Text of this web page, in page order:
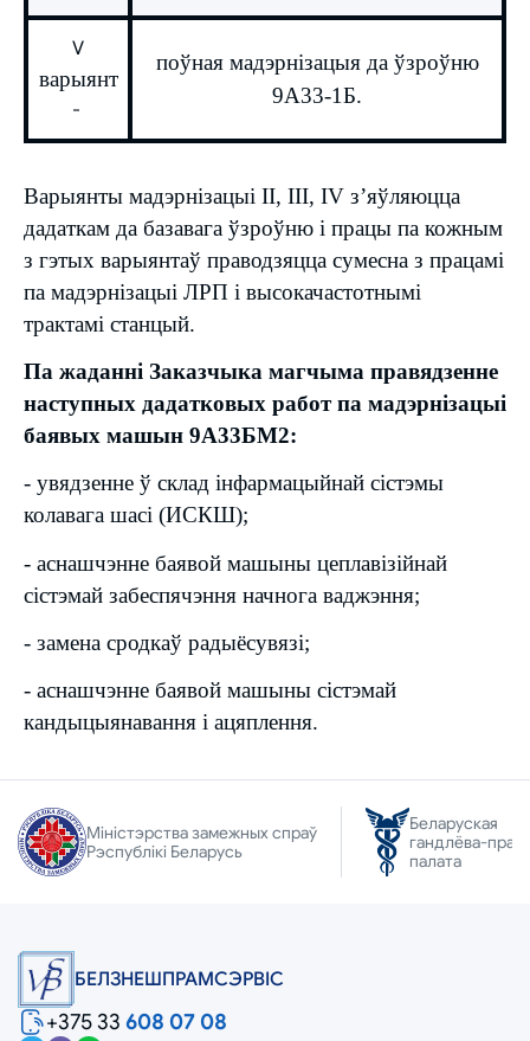
V
варыянт
-
поўная мадэрнізацыя да ўзроўню
9А33-1Б.
Варыянты мадэрнізацыі II, III, IV з’яўляюцца
дадаткам да базавага ўзроўню і працы па кожным
з гэтых варыянтаў праводзяцца сумесна з працамі
па мадэрнізацыі ЛРП і высокачастотнымі
трактамі станцый.
Па жаданні Заказчыка магчыма правядзенне
наступных дадатковых работ па мадэрнізацыі
баявых машын 9А33БМ2:
- увядзенне ў склад інфармацыйнай сістэмы
колавага шасі (ИСКШ);
- аснашчэнне баявой машыны цеплавізійнай
сістэмай забеспячэння начнога ваджэння;
- замена сродкаў радыёсувязі;
- аснашчэнне баявой машыны сістэмай
кандыцыянавання і ацяплення.
Міністэрства замежных спраў
Рэспублікі Беларусь
Беларуская
гандлёва-
палата
БЕЛЗНЕШПРАМСЭРВIС
+375 33 608 07 08